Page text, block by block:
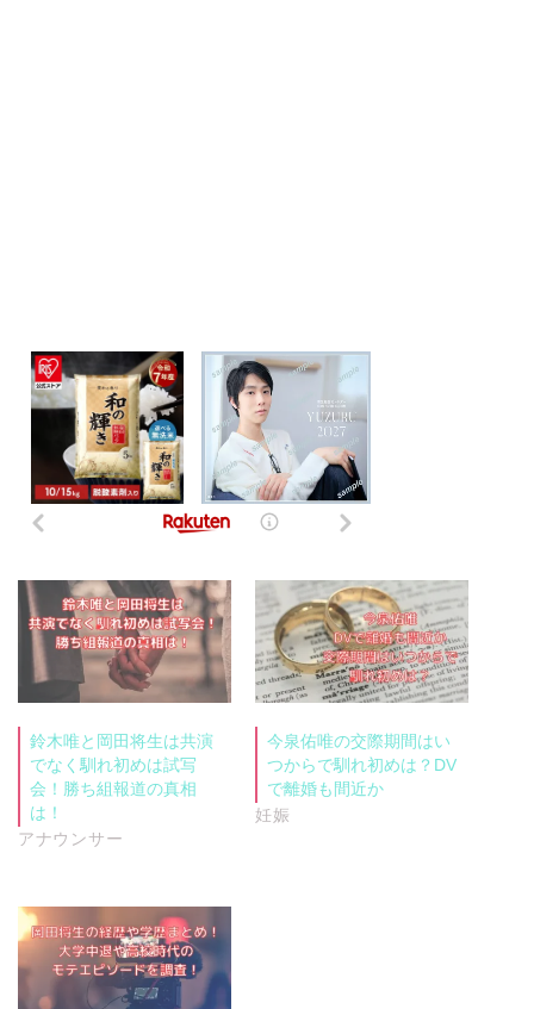
鈴木唯と岡田将生は共演
でなく馴れ初めは試写
会！勝ち組報道の真相
は！
アナウンサー
今泉佑唯の交際期間はい
つからで馴れ初めは？DV
で離婚も間近か
妊娠